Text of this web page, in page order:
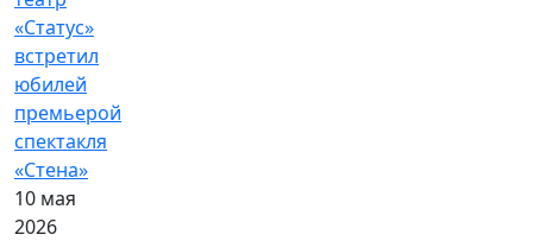
«Статус»
встретил
юбилей
премьерой
спектакля
«Стена»
10 мая
2026